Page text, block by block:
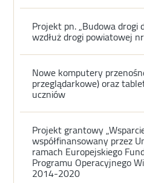
Projekt pn. „Budowa
wzdłuż drogi powiatowej
Nowe komputery
przeglądarkowe) oraz
uczniów
Projekt grantowy
współfinansowany przez
ramach Europejskiego
Programu Operacyjnego
2014-2020